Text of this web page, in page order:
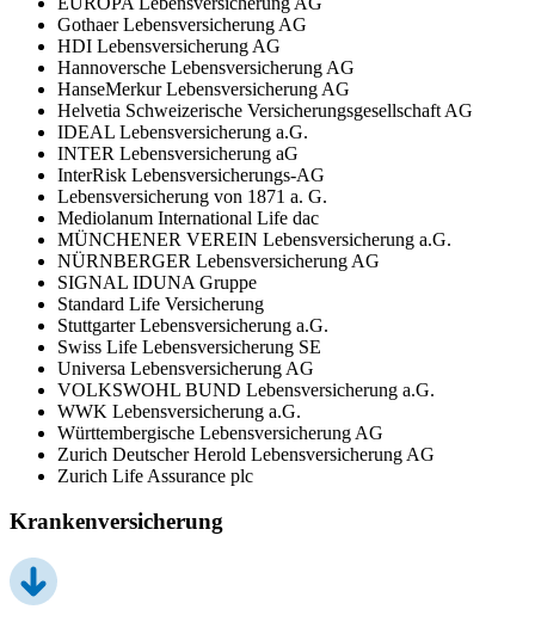
Gothaer Lebensversicherung AG
HDI Lebensversicherung AG
Hannoversche Lebensversicherung AG
HanseMerkur Lebensversicherung AG
Helvetia Schweizerische Versicherungsgesellschaft AG
IDEAL Lebensversicherung a.G.
INTER Lebensversicherung aG
InterRisk Lebensversicherungs-AG
Lebensversicherung von 1871 a. G.
Mediolanum International Life dac
MÜNCHENER VEREIN Lebensversicherung a.G.
NÜRNBERGER Lebensversicherung AG
SIGNAL IDUNA Gruppe
Standard Life Versicherung
Stuttgarter Lebensversicherung a.G.
Swiss Life Lebensversicherung SE
Universa Lebensversicherung AG
VOLKSWOHL BUND Lebensversicherung a.G.
WWK Lebensversicherung a.G.
Württembergische Lebensversicherung AG
Zurich Deutscher Herold Lebensversicherung AG
Zurich Life Assurance plc
Krankenversicherung